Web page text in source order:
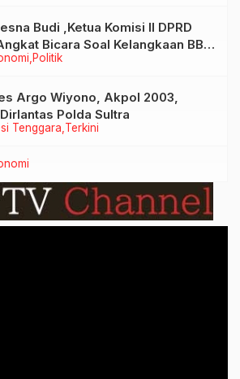
Politik
Budi ,Ketua Komisi II DPRD
Bicara Soal Kelangkaan BBM
Jenis Solar
Tenggara Terkini
Argo Wiyono, Akpol 2003,
Polda Sultra